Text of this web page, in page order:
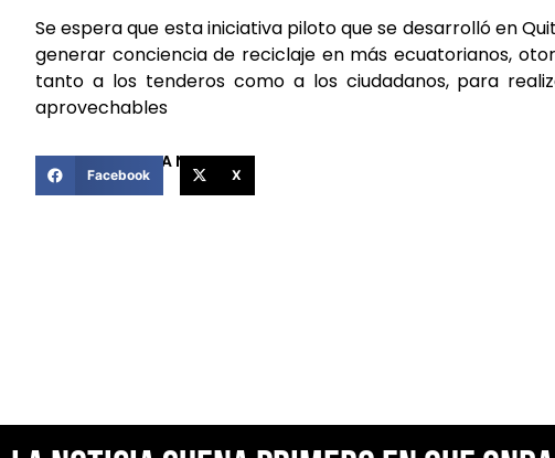
Se espera que esta iniciativa piloto que se desarrolló en
generar conciencia de reciclaje en más ecuatorianos,
tanto a los tenderos como a los ciudadanos, para
aprovechables
COMPARTIR ESTA NOTICIA
Facebook X